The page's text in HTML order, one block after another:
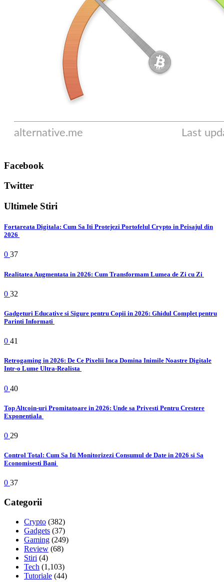
Facebook
Twitter
Ultimele Stiri
Fortareata Digitala: Cum Sa Iti Protejezi Portofelul Crypto in Peisajul din
2026
0 37
Realitatea Augmentata in 2026: Cum Transformam Lumea de Zi cu Zi
0 32
Gadgeturi Educative si Sigure pentru Copii in 2026: Ghidul Complet pentru
Parinti Informati
0 41
Retrogaming in 2026: De Ce Pixelii Inca Domina Inimile Noastre Digitale
Intr-o Lume Ultra-Realista
0 40
Top Altcoin-uri Promitatoare in 2026: Unde sa Privesti Pentru Crestere
Exponentiala
0 29
Control Total: Cum Sa Iti Monitorizezi Consumul de Date in 2026 si Sa
Economisesti Bani
0 37
Categorii
Crypto (382)
Gadgets (37)
Gaming (249)
Review (68)
Stiri (4)
Tech (1,103)
Tutoriale (44)